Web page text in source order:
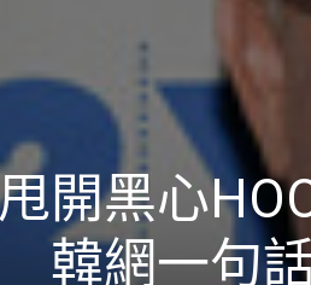
開黑心
韓網一句